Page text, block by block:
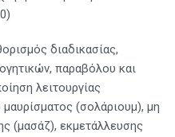
διαδικασίας,
παραβόλου και
λειτουργίας
(σολάριουμ), μη
(μασάζ), εκμετάλλευσης